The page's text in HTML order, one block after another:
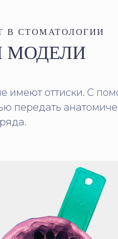
В СТОМАТОЛОГИИ
МОДЕЛИ
имеют оттиски. С
передать